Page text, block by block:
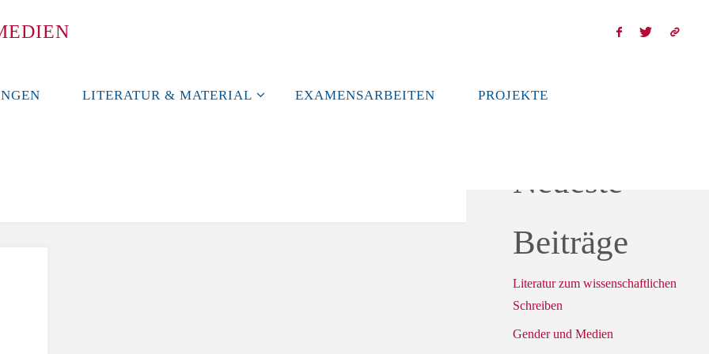
EDIEN
LITERATUR & MATERIAL EXAMENSARBEITEN PROJEKTE
Neueste
Beiträge
Literatur zum wissenschaftlichen
Schreiben
Gender und Medien